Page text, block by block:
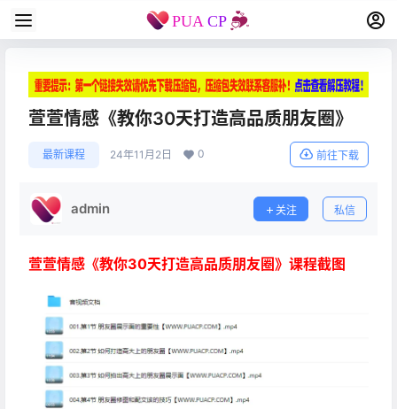
萱萱情感《教你30天打造高品质朋友圈》
最新课程 24年11月2日 0 前往下载
admin 关注 私信
萱萱情感《教你30天打造高品质朋友圈》课程截图